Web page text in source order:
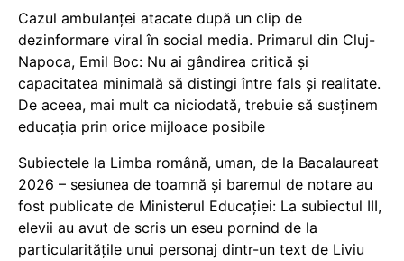
Cazul ambulanței atacate după un clip de
dezinformare viral în social media. Primarul din Cluj-
Napoca, Emil Boc: Nu ai gândirea critică și
capacitatea minimală să distingi între fals și realitate.
De aceea, mai mult ca niciodată, trebuie să susținem
educația prin orice mijloace posibile
Subiectele la Limba română, uman, de la Bacalaureat
2026 – sesiunea de toamnă și baremul de notare au
fost publicate de Ministerul Educației: La subiectul III,
elevii au avut de scris un eseu pornind de la
particularitățile unui personaj dintr-un text de Liviu